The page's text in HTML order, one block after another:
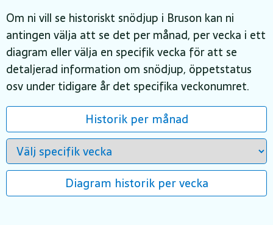
Om ni vill se historiskt snödjup i Bruson kan ni
antingen välja att se det per månad, per vecka i ett
diagram eller välja en specifik vecka för att se
detaljerad information om snödjup, öppetstatus
osv under tidigare år det specifika veckonumret.
Historik per månad
Diagram historik per vecka